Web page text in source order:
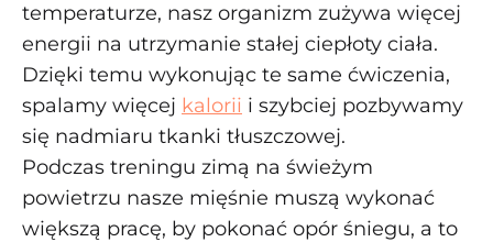
temperaturze, nasz organizm zużywa więcej
energii na utrzymanie stałej ciepłoty ciała.
Dzięki temu wykonując te same ćwiczenia,
spalamy więcej kalorii i szybciej pozbywamy
się nadmiaru tkanki tłuszczowej.
Podczas treningu zimą na świeżym
powietrzu nasze mięśnie muszą wykonać
większą pracę, by pokonać opór śniegu, a to